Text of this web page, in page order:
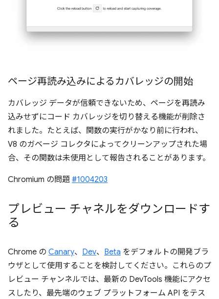
ページ再読み込みによるカバレッジの開始
カバレッジ データが信頼できないため、ページを再読み
込みせずにコード カバレッジを切り替える機能が削除さ
れました。たとえば、関数の実行がかなり前に行われ、
V8 のガベージ コレクタによってクリーンアップされた場
合、その関数は未使用として報告されることがあります。
Chromium の問題 #1004203
プレビュー チャネルをダウンロードす
る
Chrome の Canary、 Dev、 Beta をデフォルトの開発ブラ
ウザとして使用することを検討してください。これらのプ
レビュー チャンネルでは、最新の DevTools 機能にアクセ
スしたり、最先端のウェブ プラットフォーム API をテス